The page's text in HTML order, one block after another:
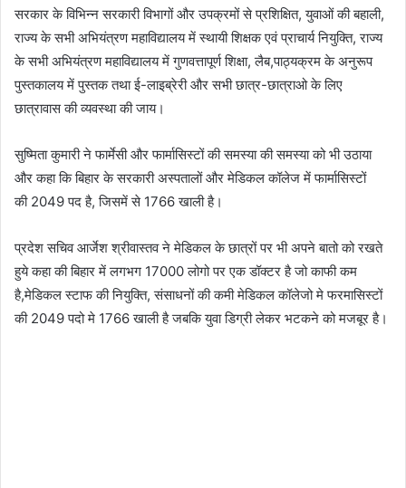
सरकार के विभिन्न सरकारी विभागों और उपक्रमों से प्रशिक्षित, युवाओं की बहाली,
राज्य के सभी अभियंत्रण महाविद्यालय में स्थायी शिक्षक एवं प्राचार्य नियुक्ति, राज्य
के सभी अभियंत्रण महाविद्यालय में गुणवत्तापूर्ण शिक्षा, लैब,पाठ्यक्रम के अनुरूप
पुस्तकालय में पुस्तक तथा ई-लाइब्रेरी और सभी छात्र-छात्राओ के लिए
छात्रावास की व्यवस्था की जाय।
सुष्मिता कुमारी ने फार्मेसी और फार्मासिस्टों की समस्या की समस्या को भी उठाया
और कहा कि बिहार के सरकारी अस्पतालों और मेडिकल कॉलेज में फार्मासिस्टों
की 2049 पद है, जिसमें से 1766 खाली है।
प्रदेश सचिव आर्जेश श्रीवास्तव ने मेडिकल के छात्रों पर भी अपने बातो को रखते
हुये कहा की बिहार में लगभग 17000 लोगो पर एक डॉक्टर है जो काफी कम
है,मेडिकल स्टाफ की नियुक्ति, संसाधनों की कमी मेडिकल कॉलेजो मे फरमासिस्टों
की 2049 पदो मे 1766 खाली है जबकि युवा डिग्री लेकर भटकने को मजबूर है।